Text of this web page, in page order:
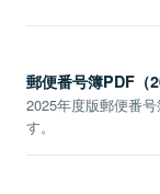
郵便番号簿PDF（
2025年度版郵便番
す。